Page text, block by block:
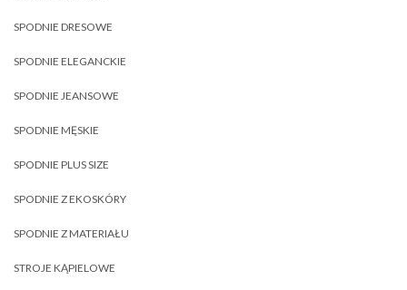
SPODNIE DRESOWE
SPODNIE ELEGANCKIE
SPODNIE JEANSOWE
SPODNIE MĘSKIE
SPODNIE PLUS SIZE
SPODNIE Z EKOSKÓRY
SPODNIE Z MATERIAŁU
STROJE KĄPIELOWE